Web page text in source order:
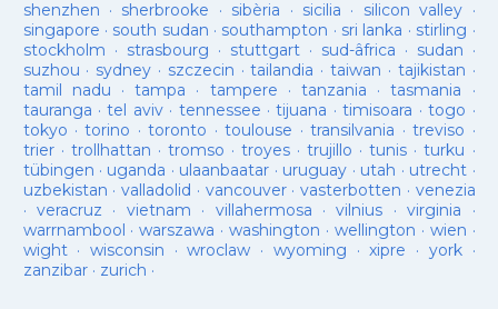
shenzhen · sherbrooke · sibèria · sicilia · silicon valley ·
singapore · south sudan · southampton · sri lanka · stirling ·
stockholm · strasbourg · stuttgart· sud-âfrica · sudan ·
suzhou · sydney · szczecin ·tailandia ·taiwan · tajikistan ·
tamil nadu ·tampa · tampere · tanzania ·tasmania ·
tauranga ·tel aviv· tennessee ·tijuana ·timisoara ·togo ·
tokyo ·torino ·toronto ·toulouse ·transilvania ·treviso ·
trier· trollhattan · tromso · troyes·trujillo ·tunis ·turku ·
tübingen · uganda · ulaanbaatar · uruguay · utah · utrecht ·
uzbekistan · valladolid · vancouver· vasterbotten · venezia
· veracruz · vietnam · villahermosa ·vilnius ·virginia ·
warrnambool ·warszawa ·washington · wellington · wien ·
wight· wisconsin ·wroclaw · wyoming ·xipre · york·
zanzibar· zurich ·